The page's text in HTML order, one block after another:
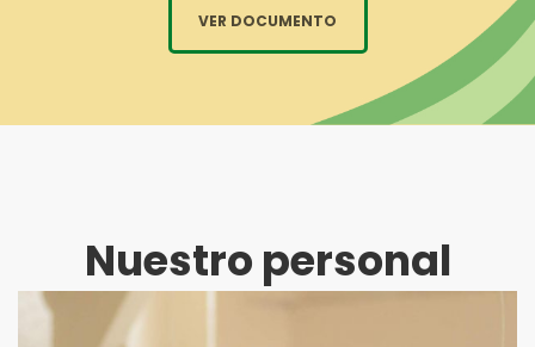
VER DOCUMENTO
Nuestro personal